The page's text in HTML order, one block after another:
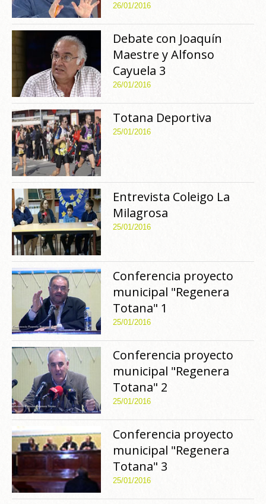
26/01/2016
Debate con Joaquín
Maestre y Alfonso
Cayuela 3
26/01/2016
Totana Deportiva
25/01/2016
Entrevista Coleigo La
Milagrosa
25/01/2016
Conferencia proyecto
municipal "Regenera
Totana" 1
25/01/2016
Conferencia proyecto
municipal "Regenera
Totana" 2
25/01/2016
Conferencia proyecto
municipal "Regenera
Totana" 3
25/01/2016